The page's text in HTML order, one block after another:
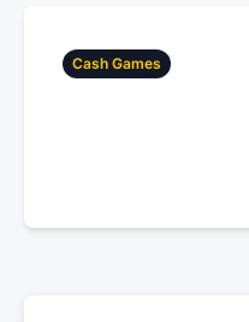
Cash Games